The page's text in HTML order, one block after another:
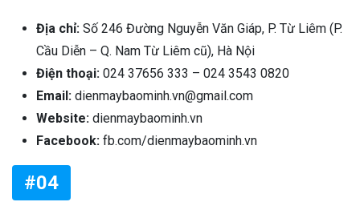
Địa chỉ: Số 246 Đường Nguyễn Văn Giáp, P. Từ Liêm (P.
Cầu Diễn – Q. Nam Từ Liêm cũ), Hà Nội
Điện thoại: 024 37656 333 – 024 3543 0820
Email: dienmaybaominh.vn@gmail.com
Website: dienmaybaominh.vn
Facebook: fb.com/dienmaybaominh.vn
#04